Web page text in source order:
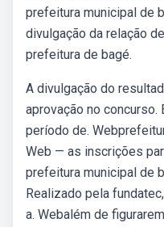
prefeitura municipal de
divulgação da relação
prefeitura de bagé.
A divulgação do
aprovação no concurso.
período de.
Web — as inscrições
prefeitura municipal de
Realizado pela
a. Webalém de